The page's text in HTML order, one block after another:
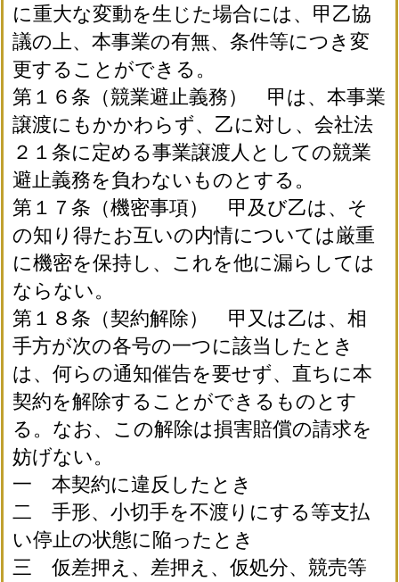
に重大な変動を生じた場合には、甲乙協
議の上、本事業の有無、条件等につき変
更することができる。
第１６条（競業避止義務） 甲は、本事業
譲渡にもかかわらず、乙に対し、会社法
２１条に定める事業譲渡人としての競業
避止義務を負わないものとする。
第１７条（機密事項） 甲及び乙は、そ
の知り得たお互いの内情については厳重
に機密を保持し、これを他に漏らしては
ならない。
第１８条（契約解除） 甲又は乙は、相
手方が次の各号の一つに該当したとき
は、何らの通知催告を要せず、直ちに本
契約を解除することができるものとす
る。なお、この解除は損害賠償の請求を
妨げない。
一 本契約に違反したとき
二 手形、小切手を不渡りにする等支払
い停止の状態に陥ったとき
三 仮差押え、差押え、仮処分、競売等